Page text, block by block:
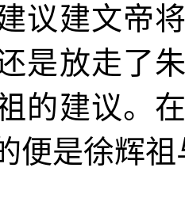
议建文帝
是放走了
的建议。
便是徐辉